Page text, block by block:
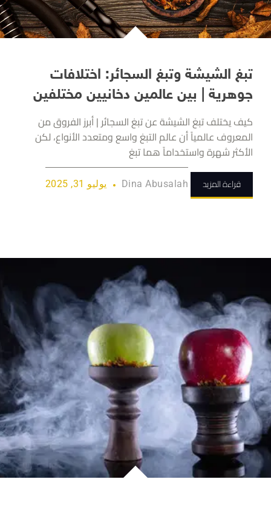
تبغ الشيشة وتبغ السجائر: اختلافات
جوهرية | بين عالمين دخانيين مختلفين
كيف يختلف تبغ الشيشة عن تبغ السجائر | أبرز الفروق من
المعروف عالمياً أن عالم التبغ واسع ومتعدد الأنواع، لكن
الأكثر شهرة واستخداماً هما تبغ
قراءة المزيد Dina Abusalah يوليو 31, 2025